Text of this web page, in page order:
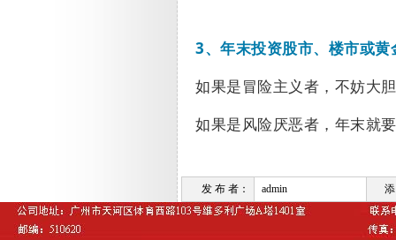
3、年末投资股市、楼市或
如果是冒险主义者，不妨大
如果是风险厌恶者，年末就
发 布 者： admin